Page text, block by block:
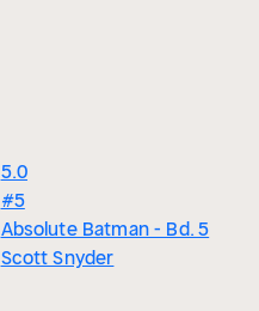
5.0
#5
Absolute Batman - Bd. 5
Scott Snyder